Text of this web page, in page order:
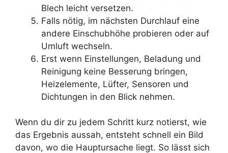
Blech leicht versetzen.
Falls nötig, im nächsten Durchlauf eine
andere Einschubhöhe probieren oder auf
Umluft wechseln.
Erst wenn Einstellungen, Beladung und
Reinigung keine Besserung bringen,
Heizelemente, Lüfter, Sensoren und
Dichtungen in den Blick nehmen.
Wenn du dir zu jedem Schritt kurz notierst, wie
das Ergebnis aussah, entsteht schnell ein Bild
davon, wo die Hauptursache liegt. So lässt sich